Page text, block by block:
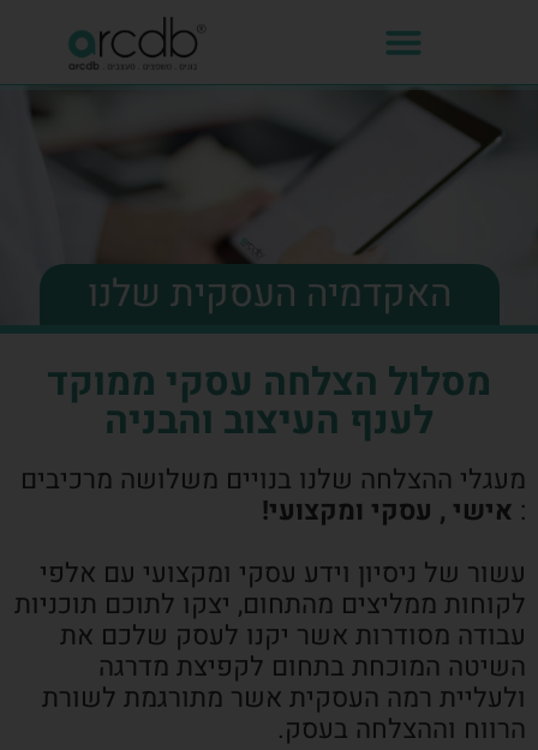
האקדמיה העסקית שלנו
מסלול הצלחה עסקי ממוקד
לענף העיצוב והבניה
מעגלי ההצלחה שלנו בנויים משלושה מרכיבים
: אישי , עסקי ומקצועי!
עשור של ניסיון וידע עסקי ומקצועי עם אלפי
לקוחות ממליצים מהתחום, יצקו לתוכם תוכניות
עבודה מסודרות אשר יקנו לעסק שלכם את
השיטה המוכחת בתחום לקפיצת מדרגה
ולעליית רמה העסקית אשר מתורגמת לשורת
הרווח וההצלחה בעסק.